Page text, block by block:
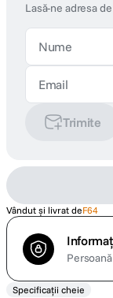
Lasă-ne adresa
Trimite
Vândut și livrat deF64
Specificații cheie